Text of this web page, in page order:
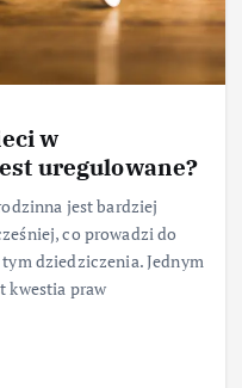
w
uregulowane?
jest bardziej
co prowadzi do
dziedziczenia. Jednym
kwestia praw